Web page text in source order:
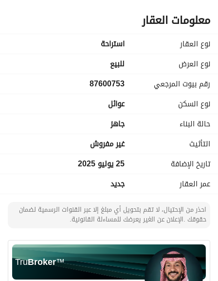
المميزات:
مناسب للاستثمار | مناسب للرفاهية | بناء شخصي
معلومات العقار
نوع العقار
استراحة
نوع العرض
للبيع
رقم بيوت المرجعي
87600753
نوع السكن
عوائل
حالة البناء
جاهز
التأثيث
غير مفروش
تاريخ الإضافة
25 يوليو 2025
عمر العقار
جديد
احذر من الإحتيال، لا تقم بتحويل أي مبلغ إلا عبر القنوات الرسمية لضمان
حقوقك .الإعلان عن الغير يعرضك للمساءلة القانونية.
TruBroker™